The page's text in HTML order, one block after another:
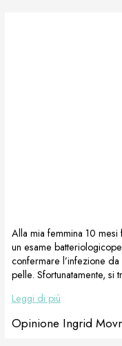
Alla mia femmina 10 mesi
un esame
confermare l’infezione
pelle. Sfortunatamente, si
prurito intenso (che non ha
corticosteroidi né ad altri
prurito”), la femmina si
Leggi di più
Opinione Ingrid